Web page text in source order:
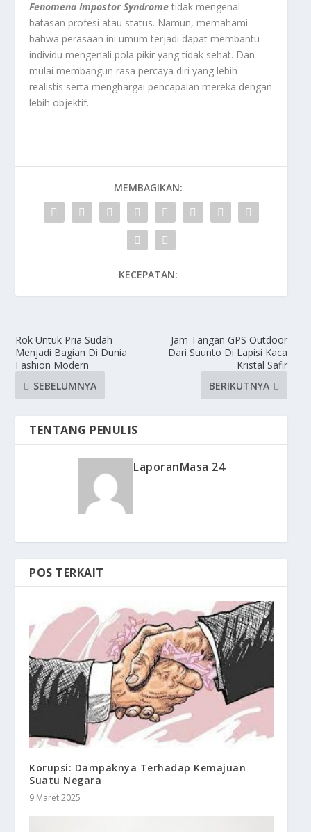
Fenomena Impostor Syndrome tidak mengenal
batasan profesi atau status. Namun, memahami
bahwa perasaan ini umum terjadi dapat membantu
individu mengenali pola pikir yang tidak sehat. Dan
mulai membangun rasa percaya diri yang lebih
realistis serta menghargai pencapaian mereka dengan
lebih objektif.
MEMBAGIKAN:
KECEPATAN:
Rok Untuk Pria Sudah
Menjadi Bagian Di Dunia
Fashion Modern
SEBELUMNYA
Jam Tangan GPS Outdoor
Dari Suunto Di Lapisi Kaca
Kristal Safir
BERIKUTNYA
TENTANG PENULIS
LaporanMasa 24
POS TERKAIT
Korupsi: Dampaknya Terhadap Kemajuan
Suatu Negara
9 Maret 2025